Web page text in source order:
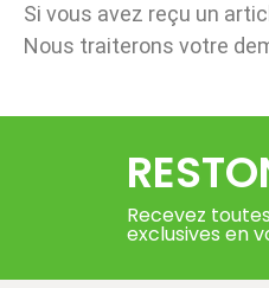
Si vous avez reçu un
Nous traiterons votre
Recevez
exclusives en